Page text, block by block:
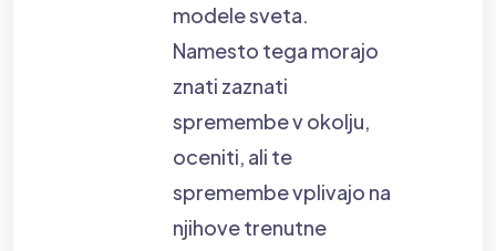
modele sveta.
Namesto tega morajo
znati zaznati
spremembe v okolju,
oceniti, ali te
spremembe vplivajo na
njihove trenutne